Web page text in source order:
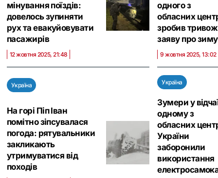
мінування поїздів:
довелось зупиняти
рух та евакуйовувати
пасажирів
12 жовтня 2025, 21:48
одного з
обласних
зробив
заяву про зиму
9 жовтня 2025, 13:02
Україна
На горі Піп Іван
помітно зіпсувалася
погода: рятувальники
закликають
утримуватися від
походів
Україна
Зумери у
одному з
обласних
України
заборонили
використання